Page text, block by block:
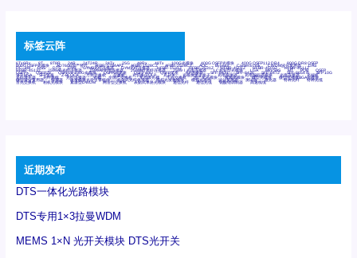
标签云阵
6Tx6Rx 8T 8T8R 24R 24T24R 24Tx 25G 48Rx 48Tx 100G光模块 400G OSFP光模块 400G QSFP112 DR4 800G DR8 OSFP
800G OSFP光模块 AD7606国产替代 AFBR-57B4APZ AFBR-1528CZ AFBR-2528CZ AOC Bypass Camera Link CWDM波分复用器 DAS
DC~4M DSS DTS DVS GYMB光纤连接器 GYM光纤连接器 HFBR-1531Z HFBR-2531Z HFBR-4501Z HFBR-4503Z HFBR-4511Z
HFBR-4513Z J599A6光纤连接器 J599A8光电连接器 J599MT光纤连接器 J599Ⅰ光电连接器 LC超短型光模块 LGA Mini SAS MT POB QSFP
QSFP+ QSFP28 QSFP28 100G光模块 QSFP28笼座 QSFP 40G QSFP笼座 RP连接器 SFF-8431 SFF-8436 SFF-8472 SFF-8654 4i SFP 10G
SFP MSA SFP笼座 Z-BLOCK 万兆交换机 交换机 光切换仪OLP 光开关 光模块笼子座子 光电探测器 光电编码器模块 光电连接器 光端机
光纤激光器 光纤跳线 光纤连接器 光耦 全国产交换机 军品级光耦 千兆交换机 国产化光模块 射频光模块 微型光模块 微型可插拔BGA光模块
微型波分复用器 探测器 收发模块光学引擎组件 机架式光纤收发器 模拟光发射模块 模拟光器件 波分复用器 测试版 激光器 特种光纤 特种光缆
百兆交换机 相机光模块 紧凑型DWDM 网管型交换机 表贴式单路光模块 通信光纤 通信光缆 铌酸锂调制器 高速线缆
近期发布
DTS一体化光路模块
DTS专用1×3拉曼WDM
MEMS 1×N 光开关模块 DTS光开关